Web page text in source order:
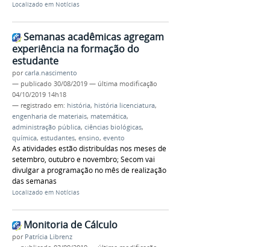
Localizado em Notícias
Semanas acadêmicas agregam
experiência na formação do
estudante
porcarla.nascimento
— publicado 30/08/2019 — última modificação
04/10/2019 14h18
— registrado em: história, história licenciatura,
engenharia de materiais, matemática,
administração pública, ciências biológicas,
química, estudantes, ensino, evento
As atividades estão distribuídas nos meses de
setembro, outubro e novembro; Secom vai
divulgar a programação no mês de realização
das semanas
Localizado em Notícias
Monitoria de Cálculo
por Patrícia Librenz